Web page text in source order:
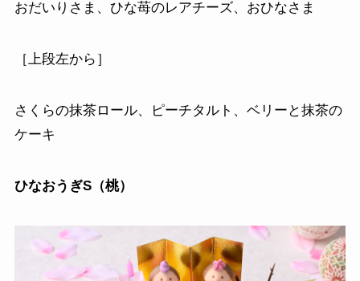
おだいりさま、ひな苺のレアチーズ、おひなさま
［上段左から］
さくらの抹茶ロール、ピーチタルト、ベリーと抹茶の
ケーキ
ひなおうぎS（桃）